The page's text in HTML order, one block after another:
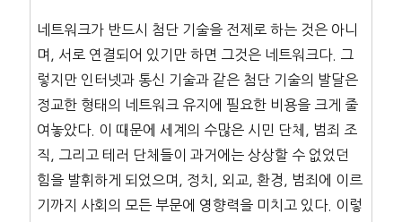
네트워크가 반드시 첨단 기술을 전제로 하는 것은 아니
며, 서로 연결되어 있기만 하면 그것은 네트워크다. 그
렇지만 인터넷과 통신 기술과 같은 첨단 기술의 발달은
정교한 형태의 네트워크 유지에 필요한 비용을 크게 줄
여놓았다. 이 때문에 세계의 수많은 시민 단체, 범죄 조
직, 그리고 테러 단체들이 과거에는 상상할 수 없었던
힘을 발휘하게 되었으며, 정치, 외교, 환경, 범죄에 이르
기까지 사회의 모든 부문에 영향력을 미치고 있다. 이렇